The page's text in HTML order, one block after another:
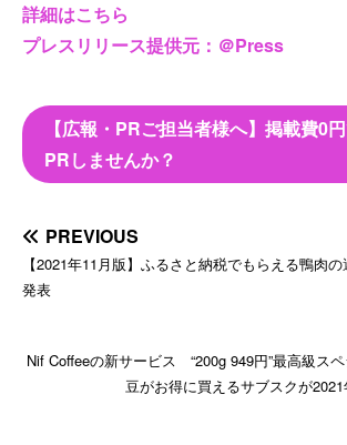
詳細はこちら
プレスリリース提供元：＠Press
【広報・PRご担当者様へ】掲載費0
PRしませんか？
PREVIOUS
【2021年11月版】ふるさと納税でもらえる鴨肉
発表
Nif Coffeeの新サービス “200g 949円”最高級ス
豆がお得に買えるサブスクが